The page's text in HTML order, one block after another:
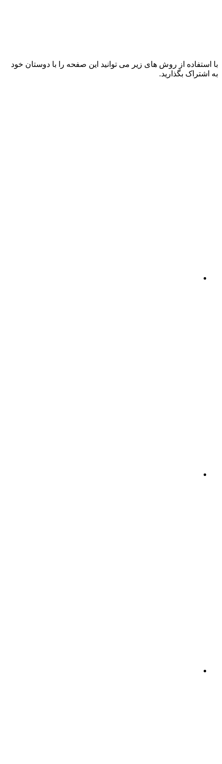
با استفاده از روش های زیر می توانید این صفحه را با دوستان خود
به اشتراک بگذارید.